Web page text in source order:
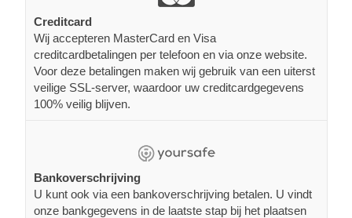
Creditcard
Wij accepteren MasterCard en Visa
creditcardbetalingen per telefoon en via onze website.
Voor deze betalingen maken wij gebruik van een uiterst
veilige SSL-server, waardoor uw creditcardgegevens
100% veilig blijven.
Bankoverschrijving
U kunt ook via een bankoverschrijving betalen. U vindt
onze bankgegevens in de laatste stap bij het plaatsen